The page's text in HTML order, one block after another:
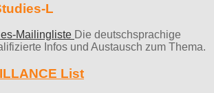
L
Mailingliste Die deutschsprachige
Infos und Austausch zum Thema.
List